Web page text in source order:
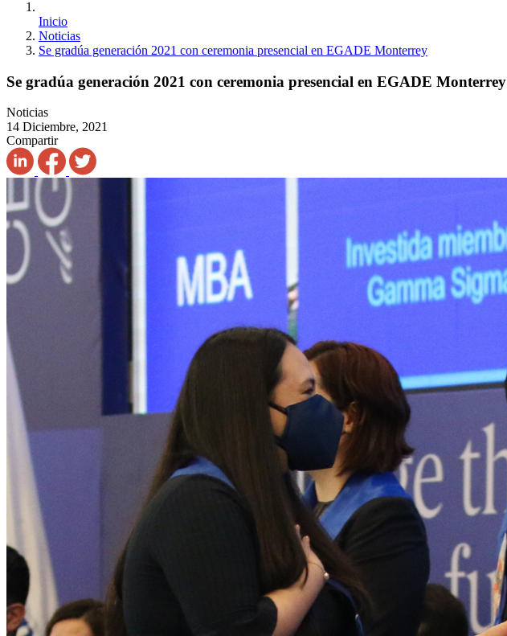
Inicio
Noticias
Se gradúa generación 2021 con ceremonia presencial en EGADE Monterrey
Se gradúa generación 2021 con ceremonia presencial en EGADE Monterrey
Noticias
14 Diciembre, 2021
Compartir